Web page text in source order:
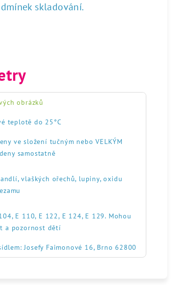
skladování.
obrázků
teplotě do 25°C
ve složení tučným nebo VELKÝM
samostatně
vlaškých ořechů, lupiny, oxidu
E 110, E 122, E 124, E 129. Mohou
a pozornost dětí
Josefy Faimonové 16, Brno 62800